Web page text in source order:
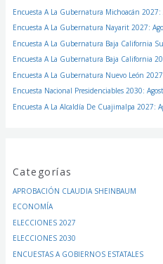
Encuesta A La Gubernatura Michoacán 2027:
Encuesta A La Gubernatura Nayarit 2027:
Encuesta A La Gubernatura Baja California
Encuesta A La Gubernatura Baja California
Encuesta A La Gubernatura Nuevo León
Encuesta Nacional Presidenciables 2030:
Encuesta A La Alcaldía De Cuajimalpa 2027:
Categorías
APROBACIÓN CLAUDIA SHEINBAUM
ECONOMÍA
ELECCIONES 2027
ELECCIONES 2030
ENCUESTAS A GOBIERNOS ESTATALES